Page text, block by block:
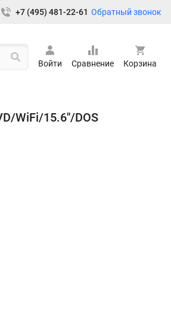
+7 (495) 481-22-61 Обратный звонок
Войти Сравнение Корзина
WiFi/15.6''/DOS